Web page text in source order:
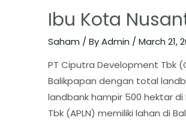
Ibu Kota
Saham / ByAdmin /March 21,
PT Ciputra Development Tbk
Balikpapan dengan total
landbank hampir 500 hektar di
Tbk (APLN) memiliki lahan di